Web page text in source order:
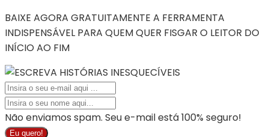
BAIXE AGORA GRATUITAMENTE A FERRAMENTA
INDISPENSÁVEL PARA QUEM QUER FISGAR O LEITOR DO
INÍCIO AO FIM
Não enviamos spam. Seu e-mail está 100% seguro!
Eu quero!